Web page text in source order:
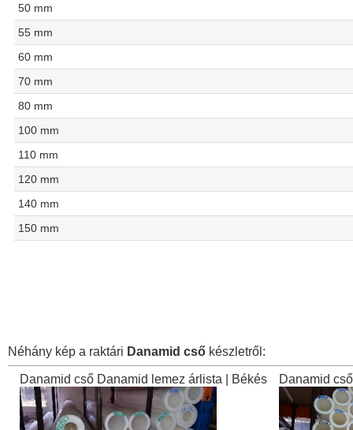
50 mm
55 mm
60 mm
70 mm
80 mm
100 mm
110 mm
120 mm
140 mm
150 mm
Néhány kép a raktári Danamid cső készletről:
Danamid cső Danamid lemez árlista | Békés Danamid